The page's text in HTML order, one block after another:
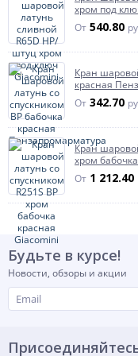
типовая фигура
Тип присоединения
Тип присоединения
Характеризует способ
трубопроводу
измерительному прибору
Тип затвора
Тип затвора
Характеризует способ
Цвет ручки/бабочки
Тип устройства
Тип устройства
Характеризует условную
запорном органе
шара)
Регламентирующий
Регламентирующий
Характеризует
по которому изготовлена
хром под
От 540.80
Кран
красная
От 342.70
Кран
хром
От 1 212.40
Будьте в курсе!
Новости, обзоры и акции